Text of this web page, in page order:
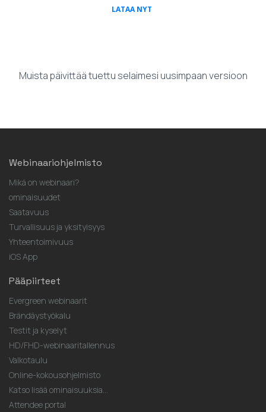
LATAA NYT(OPENS IN A NEW TAB)
Muista päivittää tuettu selaimesi uusimpaan versioon
Webinaariohjelmisto
Mikä on webinaari?
ominaisuudet
Saatavuus
Turvallisuus ja yksityisyys
Yhteentoimivuus
iOS App
Pääpiirteet
Evergreen webinaarit
Brändäystyökalu
Testit ja kyselyt
HD/FHD-webinaaritallennus
Valkotaulu
Online-kokousohjelmisto
Katso lisää ominaisuuksia...
Attendee portal